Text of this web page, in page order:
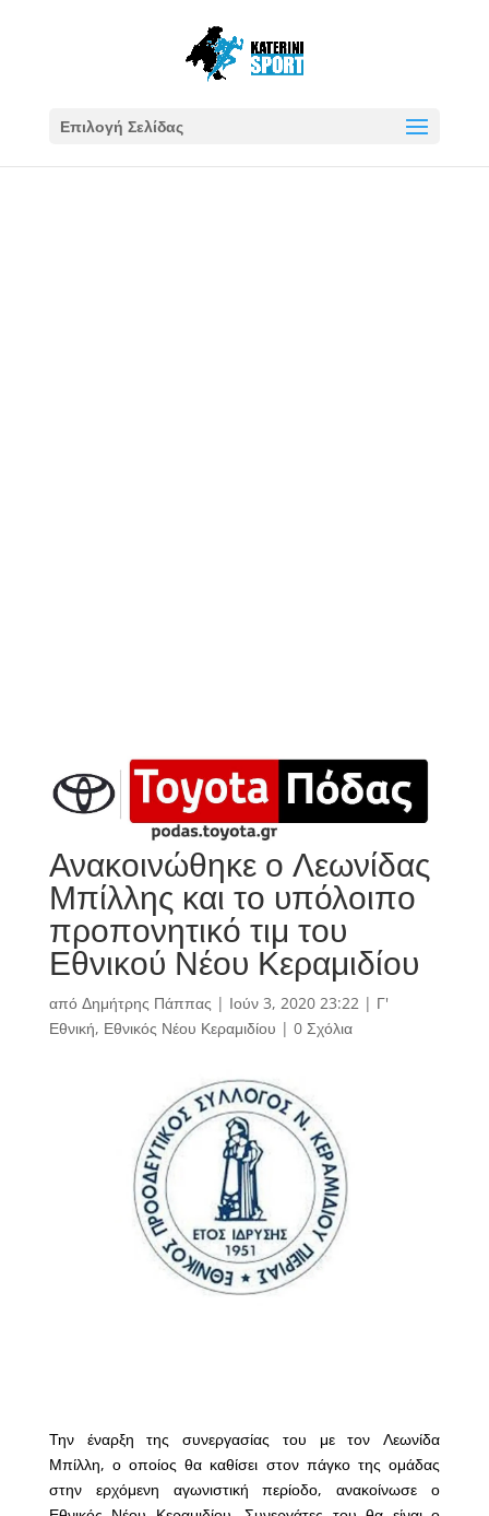
Επιλογή Σελίδας
Ανακοινώθηκε ο Λεωνίδας
Μπίλλης και το υπόλοιπο
προπονητικό τιμ του
Εθνικού Νέου Κεραμιδίου
από Δημήτρης Πάππας | Ιούν 3, 2020 23:22| Γ'
Εθνική, Εθνικός Νέου Κεραμιδίου | 0 Σχόλια
Την έναρξη της συνεργασίας του με τον Λεωνίδα
Μπίλλη, ο οποίος θα καθίσει στον πάγκο της ομάδας
στην ερχόμενη αγωνιστική περίοδο, ανακοίνωσε ο